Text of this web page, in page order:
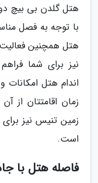
هتل گلدن بی بیچ
با توجه به فصل
هتل همچنین
نیز برای شما
اندام هتل امکانات
زمان اقامتتان از
زمین تنیس نیز برای
است.
فاصله هتل با